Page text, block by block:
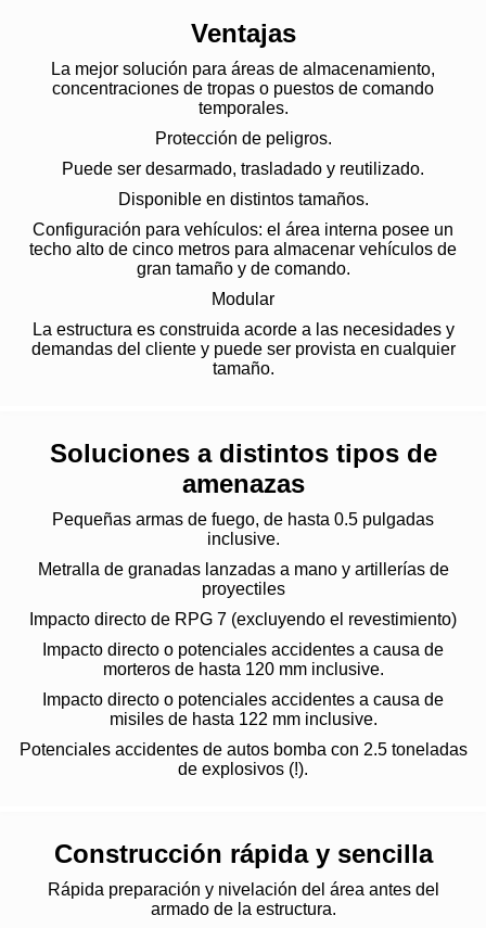
Ventajas
La mejor solución para áreas de almacenamiento,
concentraciones de tropas o puestos de comando
temporales.
Protección de peligros.
Puede ser desarmado, trasladado y reutilizado.
Disponible en distintos tamaños.
Configuración para vehículos: el área interna posee un
techo alto de cinco metros para almacenar vehículos de
gran tamaño y de comando.
Modular
La estructura es construida acorde a las necesidades y
demandas del cliente y puede ser provista en cualquier
tamaño.
Soluciones a distintos tipos de
amenazas
Pequeñas armas de fuego, de hasta 0.5 pulgadas
inclusive.
Metralla de granadas lanzadas a mano y artillerías de
proyectiles
Impacto directo de RPG 7 (excluyendo el revestimiento)
Impacto directo o potenciales accidentes a causa de
morteros de hasta 120 mm inclusive.
Impacto directo o potenciales accidentes a causa de
misiles de hasta 122 mm inclusive.
Potenciales accidentes de autos bomba con 2.5 toneladas
de explosivos (!).
Construcción rápida y sencilla
Rápida preparación y nivelación del área antes del
armado de la estructura.